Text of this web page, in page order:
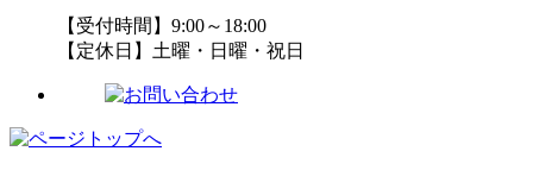
【受付時間】9:00～18:00
【定休日】土曜・日曜・祝日